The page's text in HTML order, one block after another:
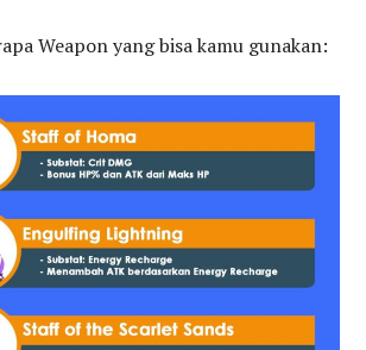
Weapon yang bisa kamu gunakan: